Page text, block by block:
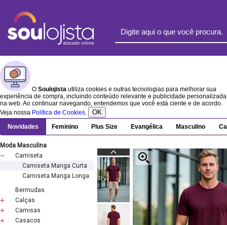
O Soulojista utiliza cookies e outras tecnologias para melhorar sua
experiência de compra, incluindo conteúdo relevante e publicidade personalizada
na web. Ao continuar navegando, entendemos que você está ciente e de acordo.
Veja nossa Política de Cookies. OK
Novidades Feminino Plus Size Evangélica Masculino
Moda Masculina
Camiseta
Camiseta Manga Curta
Camiseta Manga Longa
Bermudas
Calças
Camisas
Casacos